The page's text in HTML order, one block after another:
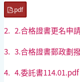
.pdf
2. 2.合格證書更名申
3. 3.合格證書郵政劃
4. 4.委託書114.01.pdf